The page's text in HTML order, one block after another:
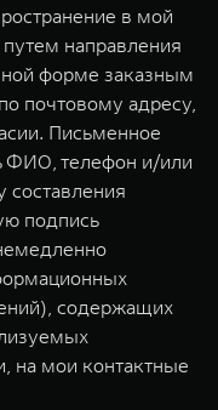
в мой
направления
форме заказным
почтовому адресу,
Письменное
ФИО, телефон и/или
составления
подпись
содержащих
на мои контактные